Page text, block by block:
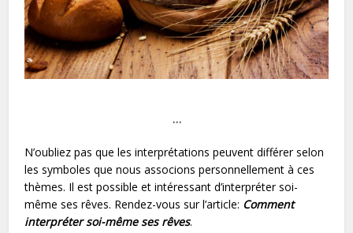
…
N’oubliez pas que les interprétations peuvent différer selon
les symboles que nous associons personnellement à ces
thèmes. Il est possible et intéressant d’interpréter soi-
même ses rêves. Rendez-vous sur l’article: Comment
interpréter soi-même ses rêves.